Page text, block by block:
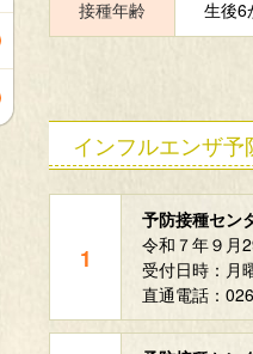
接種年齢 生後6
インフルエンザ
予防接種セン
令和７年９月
受付日時：月
直通電話：